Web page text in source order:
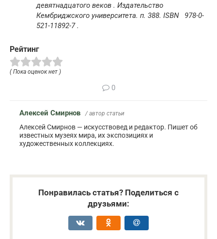
девятнадцатого веков . Издательство
Кембриджского университета. п. 388. ISBN 978-0-
521-11892-7 .
Рейтинг
( Пока оценок нет )
0
Алексей Смирнов / автор статьи
Алексей Смирнов — искусствовед и редактор. Пишет об
известных музеях мира, их экспозициях и
художественных коллекциях.
Понравилась статья? Поделиться с
друзьями: